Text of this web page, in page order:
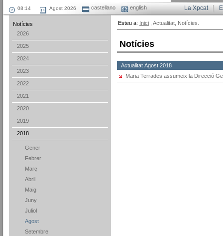
Agost 2026 castellano english La Xpcat
Notícies
2026
2025
2024
2023
2022
2021
2020
2019
2018
Gener
Febrer
Març
Abril
Maig
Juny
Juliol
Agost
Setembre
Esteu a: Inici , Actualitat, Notícies.
Notícies
Actualitat Agost 2018
Maria Terrades assumeix la Direcció